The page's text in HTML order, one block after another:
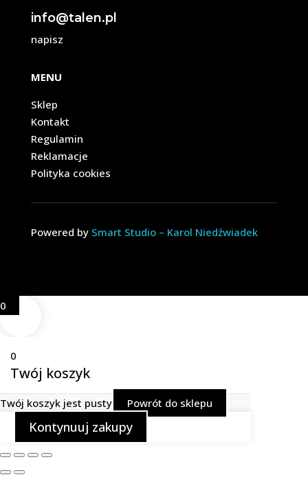
info@talen.pl
napisz
MENU
Sklep
Kontakt
Regulamin
Reklamacje
Polityka cookies
Powered by Smart Studio – Karol Niedźwiadek
0
0
Twój koszyk
Twój koszyk jest pusty Powrót do sklepu
Kontynuuj zakupy